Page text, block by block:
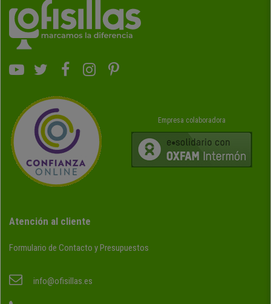
Empresa colaboradora
Atención al cliente
Formulario de Contacto y Presupuestos
info@ofisillas.es